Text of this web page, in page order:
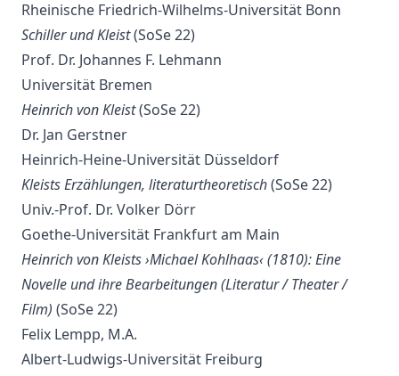
Rheinische Friedrich-Wilhelms-Universität Bonn
Schiller und Kleist(SoSe 22)
Prof. Dr. Johannes F. Lehmann
Universität Bremen
Heinrich von Kleist(SoSe 22)
Dr. Jan Gerstner
Heinrich-Heine-Universität Düsseldorf
Kleists Erzählungen, literaturtheoretisch(SoSe 22)
Univ.-Prof. Dr. Volker Dörr
Goethe-Universität Frankfurt am Main
Heinrich von Kleists ›Michael Kohlhaas‹ (1810): Eine
Novelle und ihre Bearbeitungen (Literatur / Theater /
Film) (SoSe 22)
Felix Lempp, M.A.
Albert-Ludwigs-Universität Freiburg